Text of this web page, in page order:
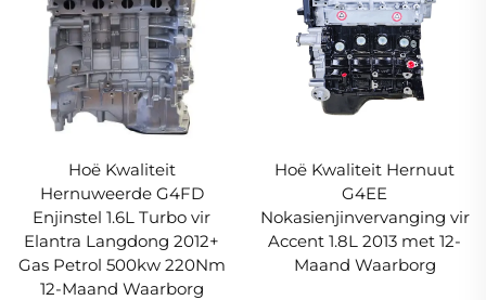
Hoë Kwaliteit
Hernuweerde G4FD
Enjinstel 1.6L Turbo vir
Elantra Langdong 2012+
Gas Petrol 500kw 220Nm
12-Maand Waarborg
Hoë Kwaliteit Hernuut
G4EE
Nokasienjinvervanging vir
Accent 1.8L 2013 met 12-
Maand Waarborg